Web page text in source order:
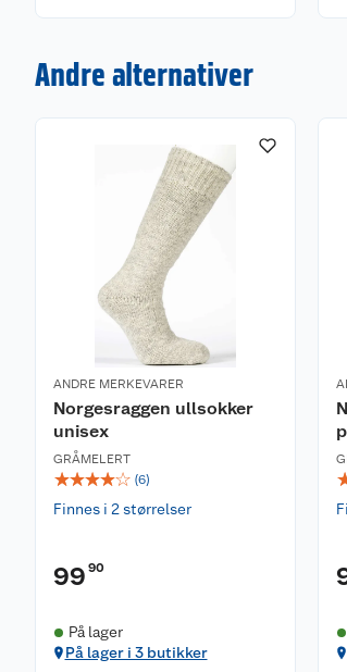
Andre alternativer
ANDRE MERKEVARER
Norgesraggen ullsokker
unisex
GRÅMELERT
☆☆☆☆☆ (6)
Finnes i 2 størrelser
99 90
På lager
På lager i 3 butikker